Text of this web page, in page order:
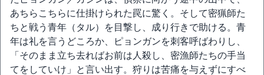
あちらこちらに仕掛けられた罠に驚く。そして密猟師た
ちと戦う青年（タル）を目撃し、成り行きで助ける。青
年は礼を言うどころか、ピョンガンを刺客呼ばわりし、
「そのまま立ち去ればお前は人殺し、密漁師たちの手当
てをしていけ」と言い出す。狩りは苦痛を与えずにすべ